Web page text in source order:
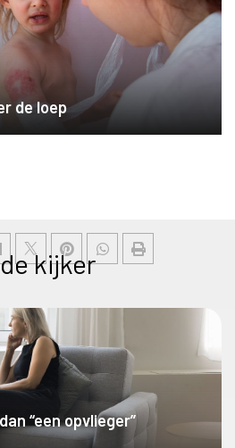
de loep
kijker
“een opvlieger”